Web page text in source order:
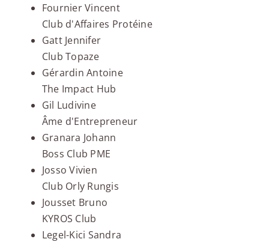
Fournier Vincent
Club d'Affaires Protéine
Gatt Jennifer
Club Topaze
Gérardin Antoine
The Impact Hub
Gil Ludivine
Âme d'Entrepreneur
Granara Johann
Boss Club PME
Josso Vivien
Club Orly Rungis
Jousset Bruno
KYROS Club
Legel-Kici Sandra